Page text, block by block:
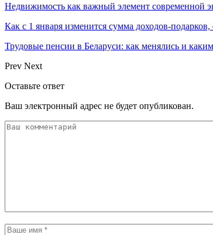
Недвижимость как важный элемент современной
Как с 1 января изменится сумма доходов-
Трудовые пенсии в Беларуси: как менялись и
Prev Next
Оставьте ответ
Ваш электронный адрес не будет опубликован.